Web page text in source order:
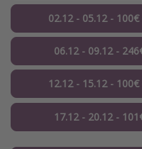
02.12 - 05.12 - 100€
06.12 - 09.12 -
12.12 - 15.12 - 100€
17.12 - 20.12 -